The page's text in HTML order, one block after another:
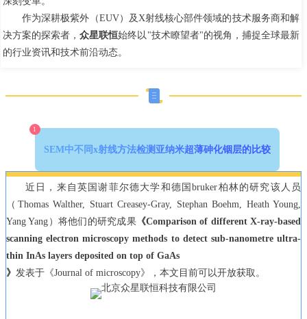
作为深耕极紫外（EUV）及X射线核心部件领域的技术服务商和解
决方案的探索者，众星联恒始终以"技术瞭望者"的视角，捕捉全球最新
的行业资讯和技术前沿动态。
1
SEM中不同x射线方法检测亚纳米超薄砷化铟层的比较
近日，来自英国谢菲尔德大学和德国bruker柏林的研究该人员
（Thomas Walther, Stuart Creasey-Gray, Stephan Boehm, Heath Young,
Yang Yang）将他们的研究成果 《Comparison of different X-ray-based
scanning electron microscopy methods to detect sub-nanometre ultra-
thin InAs layers deposited on top of GaAs
》 发表于《Journal of microscopy》，本文目前可以开放获取。